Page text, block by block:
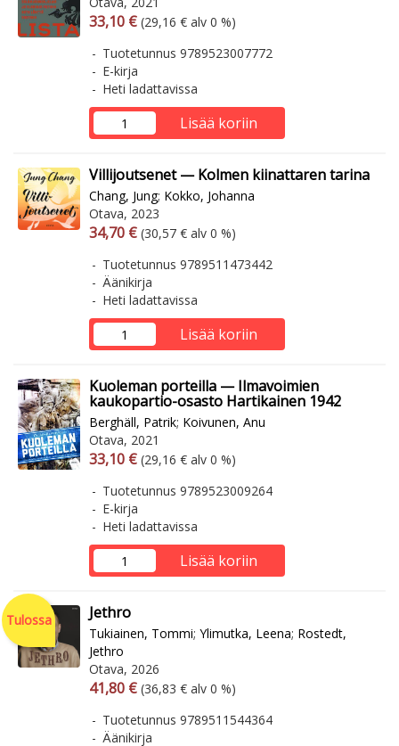
Arvonlisäverollinen hinta
33,10 € Arvonlisäveroton hinta
(29,16 € alv 0 %)
Tuotetunnus 9789523007772
E-kirja
Heti ladattavissa
Lisää koriin
Villijoutsenet — Kolmen kiinattaren tarina
Chang, Jung; Kokko, Johanna
Otava, 2023
Arvonlisäverollinen hinta
34,70 € Arvonlisäveroton hinta
(30,57 € alv 0 %)
Tuotetunnus 9789511473442
Äänikirja
Heti ladattavissa
Lisää koriin
Kuoleman porteilla — Ilmavoimien
kaukopartio-osasto Hartikainen 1942
Berghäll, Patrik; Koivunen, Anu
Otava, 2021
Arvonlisäverollinen hinta
33,10 € Arvonlisäveroton hinta
(29,16 € alv 0 %)
Tuotetunnus 9789523009264
E-kirja
Heti ladattavissa
Lisää koriin
Tulossa Jethro
Tukiainen, Tommi; Ylimutka, Leena; Rostedt,
Jethro
Otava, 2026
Arvonlisäverollinen hinta
41,80 € Arvonlisäveroton hinta
(36,83 € alv 0 %)
Tuotetunnus 9789511544364
Äänikirja